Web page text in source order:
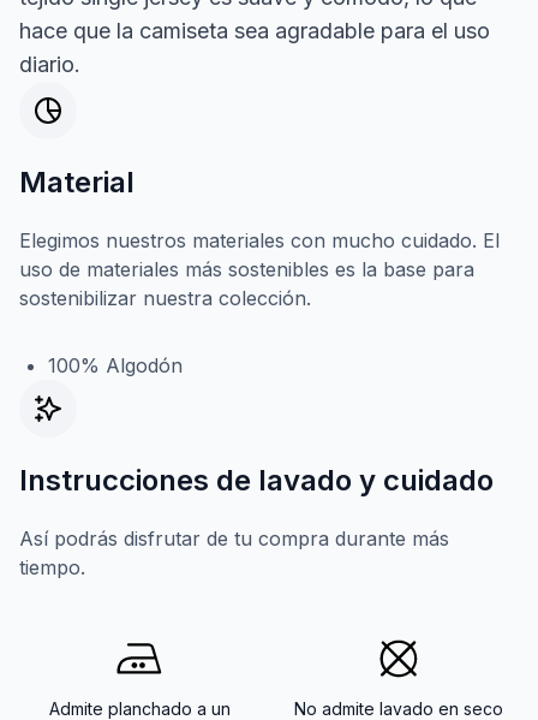
hace que la camiseta sea agradable para el uso
diario.
Material
Elegimos nuestros materiales con mucho cuidado. El
uso de materiales más sostenibles es la base para
sostenibilizar nuestra colección.
100% Algodón
Instrucciones de lavado y cuidado
Así podrás disfrutar de tu compra durante más
tiempo.
Admite planchado a un
No admite lavado en seco